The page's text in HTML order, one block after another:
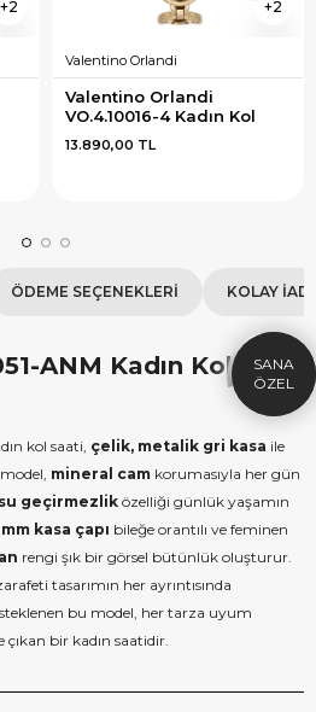
2 2
Valentino Orlandi
Valentino Orlandi
VO.4.10016-4 Kadın Kol
Saati
13.890,00 TL
ÖDEME SEÇENEKLERI KOLAY
ANM Kadın Kol
kol saati, çelik, metalik gri kasa ile
mineral cam korumasıyla her gün
su geçirmezlik özelliği günlük yaşamın
kasa çapı bileğe orantılı ve feminen
rengi şık bir görsel bütünlük oluşturur.
tasarımın her ayrıntısında
bu model, her tarza uyum
çıkan bir kadın saatidir.
HEDIYE
ÇEKI
9.999 TL üzeri alışverişe özel
1.000 TL Hediye Çeki
HEDIYE1000